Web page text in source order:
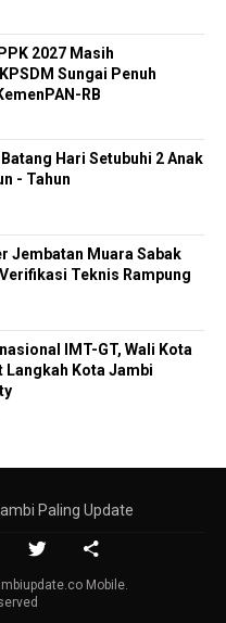
2027 Masih
Sungai Penuh
RB
Batang Hari Setubuhi 2 Anak
- Tahun
Jembatan Muara Sabak
Teknis Rampung
IMT-GT, Wali Kota
Langkah Kota Jambi
Paling Update
Mobile.